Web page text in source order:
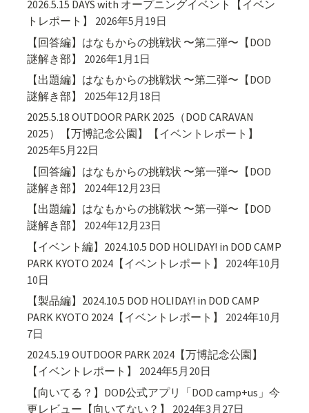
2026.5.15 DAYS with オープニングイベント【イベン
トレポート】
2026年5月19日
【回答編】はなもからの挑戦状 〜第二弾〜【DOD
謎解き部】
2026年1月1日
【出題編】はなもからの挑戦状 〜第二弾〜【DOD
謎解き部】
2025年12月18日
2025.5.18 OUTDOOR PARK 2025（DOD CARAVAN
2025）【万博記念公園】【イベントレポート】
2025年5月22日
【回答編】はなもからの挑戦状 〜第一弾〜【DOD
謎解き部】
2024年12月23日
【出題編】はなもからの挑戦状 〜第一弾〜【DOD
謎解き部】
2024年12月23日
【イベント編】2024.10.5 DOD HOLIDAY! in DOD CAMP
PARK KYOTO 2024【イベントレポート】
2024年10月
10日
【製品編】2024.10.5 DOD HOLIDAY! in DOD CAMP
PARK KYOTO 2024【イベントレポート】
2024年10月
7日
2024.5.19 OUTDOOR PARK 2024【万博記念公園】
【イベントレポート】
2024年5月20日
【向いてる？】DOD公式アプリ「DOD camp+us」今
更レビュー【向いてない？】
2024年3月27日